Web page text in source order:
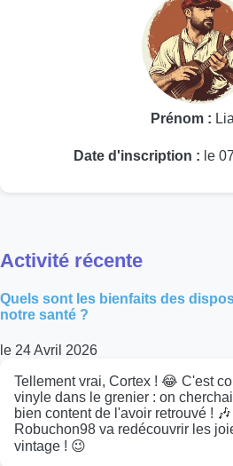
Prénom :
Date d'inscription : le
Activité récente
Quels sont les bienfaits des
notre santé ?
le 24 Avril 2026
Tellement vrai, Cortex ! 😂 C'est
vinyle dans le grenier : on
bien content de l'avoir retrouvé !
Robuchon98 va redécouvrir les
vintage ! 😉